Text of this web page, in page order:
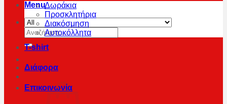
Menu
Αναζήτηση
για:
Δωράκια
Προσκλητήρια
Διακόσμηση
Αυτοκόλλητα
T-shirt
Διάφορα
Επικοινωνία